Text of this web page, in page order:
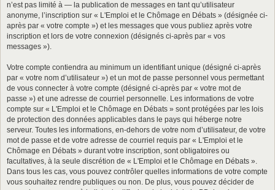
n’est pas limité à — la publication de messages en tant qu’utilisateur
anonyme, l’inscription sur « L'Emploi et le Chômage en Débats » (désignée ci-
après par « votre compte ») et les messages que vous publiez après votre
inscription et lors de votre connexion (désignés ci-après par « vos
messages »).
Votre compte contiendra au minimum un identifiant unique (désigné ci-après
par « votre nom d’utilisateur ») et un mot de passe personnel vous permettant
de vous connecter à votre compte (désigné ci-après par « votre mot de
passe ») et une adresse de courriel personnelle. Les informations de votre
compte sur « L'Emploi et le Chômage en Débats » sont protégées par les lois
de protection des données applicables dans le pays qui héberge notre
serveur. Toutes les informations, en-dehors de votre nom d’utilisateur, de votre
mot de passe et de votre adresse de courriel requis par « L'Emploi et le
Chômage en Débats » durant votre inscription, sont obligatoires ou
facultatives, à la seule discrétion de « L'Emploi et le Chômage en Débats ».
Dans tous les cas, vous pouvez contrôler quelles informations de votre compte
vous souhaitez rendre publiques ou non. De plus, vous pouvez décider de